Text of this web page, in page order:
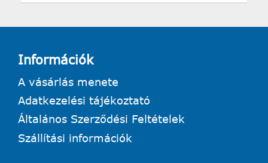
Információk
A vásárlás menete
Adatkezelési tájékoztató
Általános Szerződési Feltételek
Szállítási információk